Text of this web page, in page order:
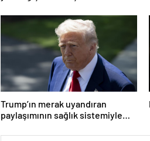
Trump’ın merak uyandıran
paylaşımının sağlık sistemiyle